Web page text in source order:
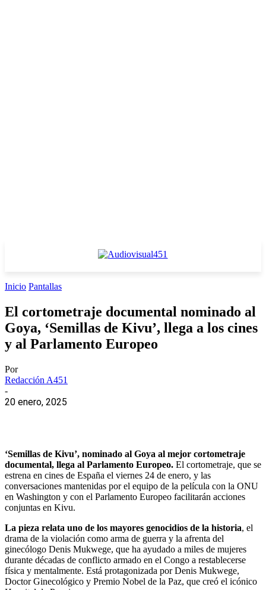
Inicio Pantallas
El cortometraje documental nominado al
Goya, ‘Semillas de Kivu’, llega a los cines
y al Parlamento Europeo
Por
Redacción A451
-
20 enero, 2025
‘Semillas de Kivu’, nominado al Goya al mejor cortometraje
documental, llega al Parlamento Europeo. El cortometraje, que se
estrena en cines de España el viernes 24 de enero, y las
conversaciones mantenidas por el equipo de la película con la ONU
en Washington y con el Parlamento Europeo facilitarán acciones
conjuntas en Kivu.
La pieza relata uno de los mayores genocidios de la historia, el
drama de la violación como arma de guerra y la afrenta del
ginecólogo Denis Mukwege, que ha ayudado a miles de mujeres
durante décadas de conflicto armado en el Congo a restablecerse
física y mentalmente. Está protagonizada por Denis Mukwege,
Doctor Ginecológico y Premio Nobel de la Paz, que creó el icónico